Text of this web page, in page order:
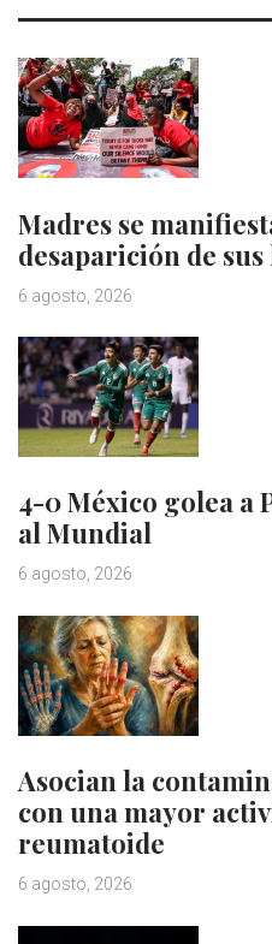
Madres se
desaparición de
6 agosto, 2026
4-0 México golea a
al Mundial
6 agosto, 2026
Asocian la
con una mayor
reumatoide
6 agosto, 2026